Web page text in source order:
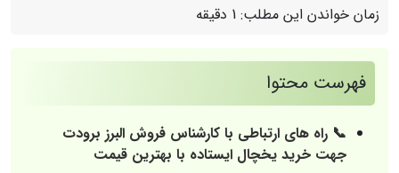
زمان خواندن این مطلب: 1 دقیقه
فهرست محتوا
📞 راه‌ های ارتباطی با کارشناس فروش البرز برودت
جهت خرید یخچال ایستاده با بهترین قیمت